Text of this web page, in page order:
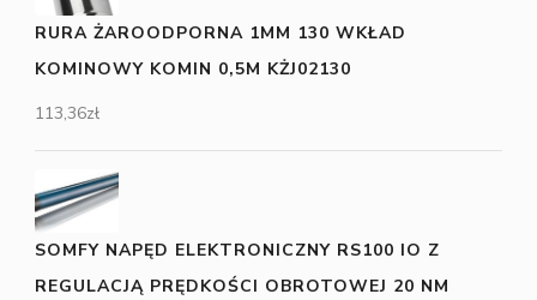
RURA ŻAROODPORNA 1MM 130 WKŁAD
KOMINOWY KOMIN 0,5M KŻJ02130
113,36zł
SOMFY NAPĘD ELEKTRONICZNY RS100 IO Z
REGULACJĄ PRĘDKOŚCI OBROTOWEJ 20 NM